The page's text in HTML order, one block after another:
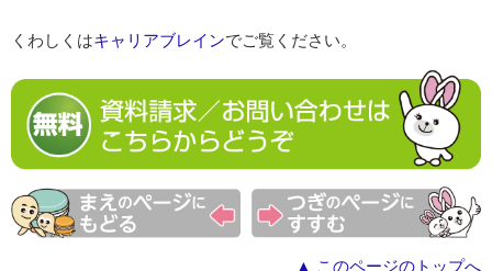
くわしくはキャリアブレインでご覧ください。
▲ このページのトップへ